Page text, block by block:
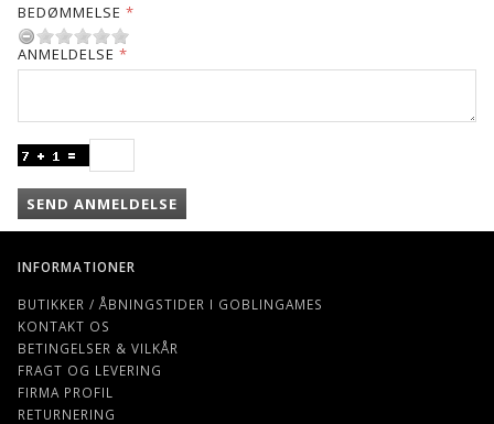
BEDØMMELSE
ANMELDELSE
SEND ANMELDELSE
INFORMATIONER
BUTIKKER / ÅBNINGSTIDER I GOBLINGAMES
KONTAKT OS
BETINGELSER & VILKÅR
FRAGT OG LEVERING
FIRMA PROFIL
RETURNERING